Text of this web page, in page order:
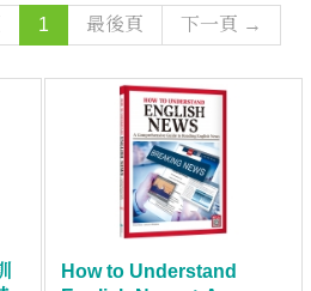
1 最後頁 下一頁 →
How to Understand